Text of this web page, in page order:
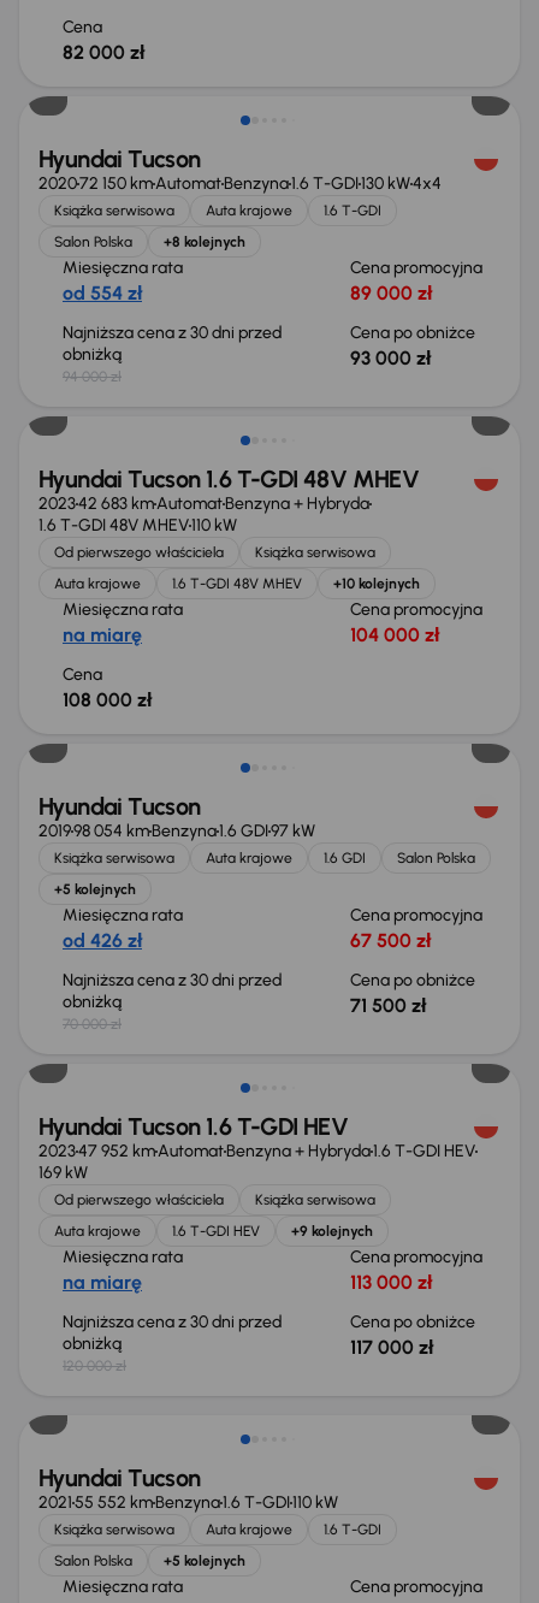
Cena
82 000 zł
Taniej o 1 000 zł
Hyundai Tucson
202072 150 kmAutomatBenzyna1.6 T-GDI130 kW4x4
Książka serwisowa Auta krajowe
1.6 T-GDI
Salon Polska
+8 kolejnych
Miesięczna rata
od 554 zł
Cena promocyjna
89 000 zł
Najniższa cena z 30 dni przed
obniżką
94 000 zł
Cena po obniżce
93 000 zł
Możliwość odliczenia VAT
Hyundai Tucson 1.6 T-GDI 48V MHEV
202342 683 kmAutomatBenzyna + Hybryda
1.6 T-GDI 48V MHEV110 kW
Od pierwszego właściciela
Książka serwisowa
Auta krajowe
1.6 T-GDI 48V MHEV +10 kolejnych
Miesięczna rata
na miarę
Cena promocyjna
104 000 zł
Cena
108 000 zł
Hyundai Tucson
201998 054 kmBenzyna1.6 GDI97 kW
Książka serwisowa Auta krajowe 1.6 GDI
Salon Polska
+5 kolejnych
Miesięczna rata
od 426 zł
Cena promocyjna
67 500 zł
Najniższa cena z 30 dni przed
obniżką
70 000 zł
Cena po obniżce
71 500 zł
Taniej o 3 000 zł
Hyundai Tucson 1.6 T-GDI HEV
202347 952 kmAutomatBenzyna + Hybryda1.6 T-GDI HEV
169 kW
Od pierwszego właściciela
Książka serwisowa
Auta krajowe
1.6 T-GDI HEV +9 kolejnych
Miesięczna rata
na miarę
Cena promocyjna
113 000 zł
Najniższa cena z 30 dni przed
obniżką
120 000 zł
Cena po obniżce
117 000 zł
Hyundai Tucson
202155 552 kmBenzyna1.6 T-GDI110 kW
Książka serwisowa Auta krajowe
1.6 T-GDI
Salon Polska
+5 kolejnych
Miesięczna rata Cena promocyjna